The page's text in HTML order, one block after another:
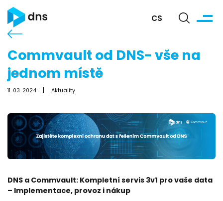
CS
Commvault od DNS- vše na
jednom místě
11. 03. 2024 Aktuality
DNS a Commvault: Kompletní servis 3v1 pro vaše data
– Implementace, provoz i nákup